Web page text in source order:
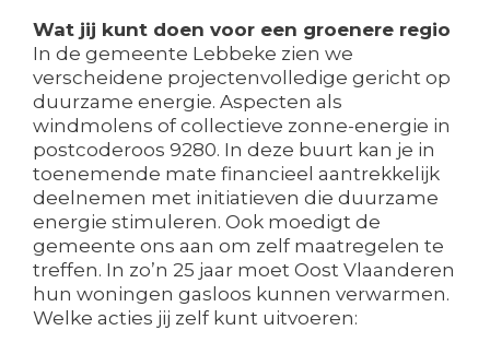
Wat jij kunt doen voor een groenere regio
In de gemeente Lebbeke zien we
verscheidene projectenvolledige gericht op
duurzame energie. Aspecten als
windmolens of collectieve zonne-energie in
postcoderoos 9280. In deze buurt kan je in
toenemende mate financieel aantrekkelijk
deelnemen met initiatieven die duurzame
energie stimuleren. Ook moedigt de
gemeente ons aan om zelf maatregelen te
treffen. In zo’n 25 jaar moet Oost Vlaanderen
hun woningen gasloos kunnen verwarmen.
Welke acties jij zelf kunt uitvoeren: